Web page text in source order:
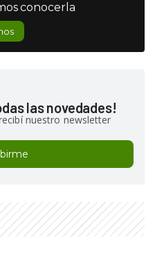
conocerla
las novedades!
nuestro newsletter